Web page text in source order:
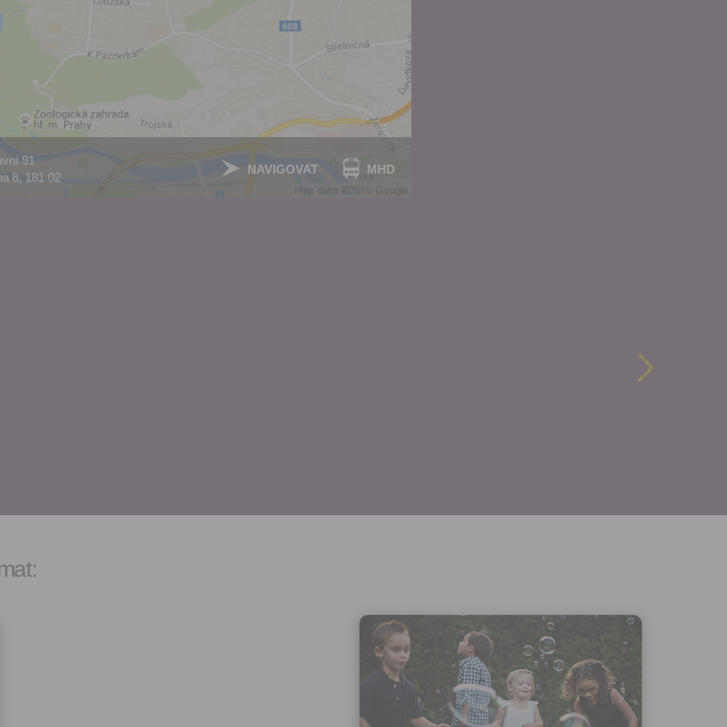
91
8, 181 02
NAVIGOVAT MHD
vytvoření Vašeho uživatelského účtu
nezbytného pro přihlášení uživatele na
webových stránkách a využití jejich
základních funkcí. Souhlas je udělen po
dobu existence uživatelského účtu až do
osobních údajů pro tento účel.
Zaškrtnutím políčka „Chci dostávat
emailem newsletter“ udělujete souhlas